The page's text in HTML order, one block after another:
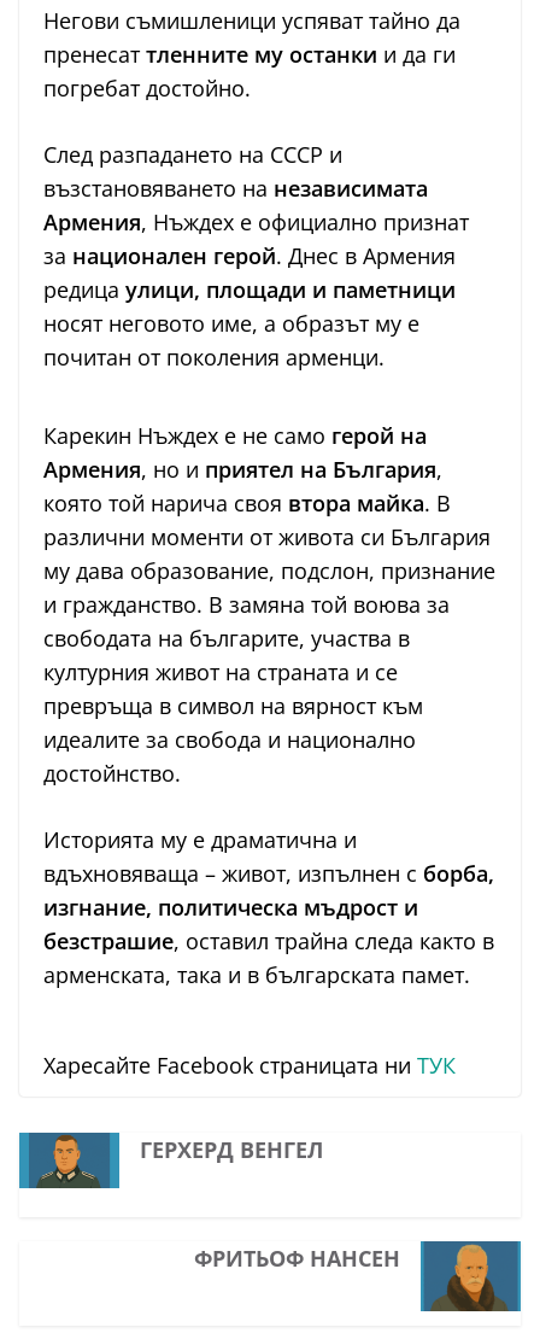
Негови съмишленици успяват тайно да
пренесаттленните му останки и да ги
погребат достойно.
След разпадането на СССР и
възстановяването на независимата
Армения, Нъждех е официално признат
за национален герой. Днес в Армения
редица улици, площади и паметници
носят неговото име, а образът му е
почитан от поколения арменци.
Карекин Нъждех е не само герой на
Армения, но и приятел на България,
която той нарича своя втора майка. В
различни моменти от живота си България
му дава образование, подслон, признание
и гражданство. В замяна той воюва за
свободата на българите, участва в
културния живот на страната и се
превръща в символ на вярност към
идеалите за свобода и национално
достойнство.
Историята му е драматична и
вдъхновяваща – живот, изпълнен с борба,
изгнание, политическа мъдрост и
безстрашие, оставил трайна следа както в
арменската, така и в българската памет.
Харесайте Facebook страницата ни ТУК
ГЕРХЕРД ВЕНГЕЛ
ФРИТЬОФ НАНСЕН